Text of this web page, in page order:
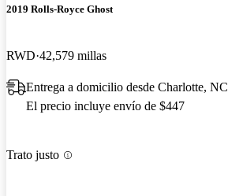
2019 Rolls-Royce Ghost
RWD 42,579 millas
Entrega a domicilio desde Charlotte, NC
El precio incluye envío de $447
Trato justo